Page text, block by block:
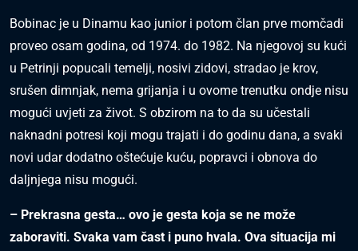
Bobinac je u Dinamu kao junior i potom član prve momčadi
proveo osam godina, od 1974. do 1982. Na njegovoj su kući
u Petrinji popucali temelji, nosivi zidovi, stradao je krov,
srušen dimnjak, nema grijanja i u ovome trenutku ondje nisu
mogući uvjeti za život. S obzirom na to da su učestali
naknadni potresi koji mogu trajati i do godinu dana, a svaki
novi udar dodatno oštećuje kuću, popravci i obnova do
daljnjega nisu mogući.
– Prekrasna gesta… ovo je gesta koja se ne može
zaboraviti. Svaka vam čast i puno hvala. Ova situacija mi